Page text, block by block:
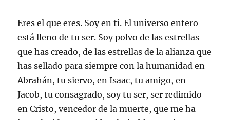
Eres el que eres. Soy en ti. El universo entero
está lleno de tu ser. Soy polvo de las estrellas
que has creado, de las estrellas de la alianza que
has sellado para siempre con la humanidad en
Abrahán, tu siervo, en Isaac, tu amigo, en
Jacob, tu consagrado, soy tu ser, ser redimido
en Cristo, vencedor de la muerte, que me ha